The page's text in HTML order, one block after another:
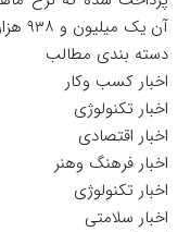
آن یک میلیون و ۹۳۸ هزار تومان است.
دسته بندی مطالب
اخبار کسب وکار
اخبار تکنولوژی
اخبار اقتصادی
اخبار فرهنگ وهنر
اخبار تکنولوژی
اخبار سلامتی